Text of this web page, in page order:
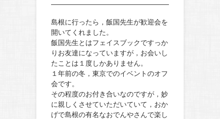
島根に行ったら，飯国先生が歓迎会を
開いてくれました。
飯国先生とはフェイスブックですっか
りお友達になっていますが，お会いし
たことは１度しかありません。
１年前の冬，東京でのイベントのオフ
会です。
その程度のお付き合いなのですが，妙
に親しくさせていただいていて，おか
げで島根の有名なおでんやさんで楽し